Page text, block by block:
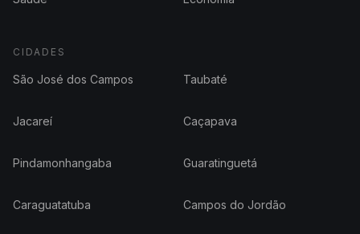
CIDADES
São José dos Campos Taubaté
Jacareí Caçapava
Pindamonhangaba Guaratinguetá
Caraguatatuba Campos do Jordão